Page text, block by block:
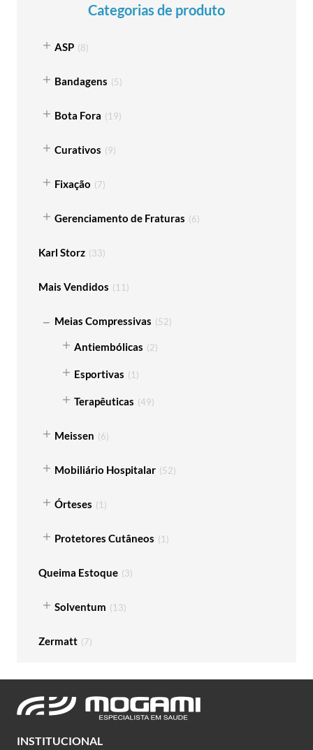
Categorias de produto
ASP (8)
Bandagens (5)
Bota Fora (19)
Curativos (9)
Fixação (7)
Gerenciamento de Fraturas (6)
Karl Storz (33)
Mais Vendidos (11 )
Meias Compressivas (52)
Antiembólicas (2)
Esportivas (1 )
Terapêuticas (49)
Meissen (6)
Mobiliário Hospitalar (52)
Órteses (1 )
Protetores Cutâneos (1 )
Queima Estoque (3)
Solventum (13)
Zermatt (7)
INSTITUCIONAL